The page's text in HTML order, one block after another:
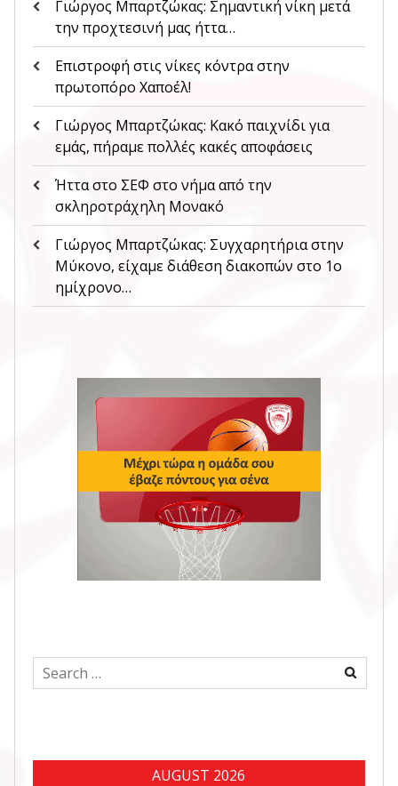
Γιώργος Μπαρτζώκας: Σημαντική νίκη μετά
την προχτεσινή μας ήττα…
Επιστροφή στις νίκες κόντρα στην
πρωτοπόρο Χαποέλ!
Γιώργος Μπαρτζώκας: Κακό παιχνίδι για
εμάς, πήραμε πολλές κακές αποφάσεις
Ήττα στο ΣΕΦ στο νήμα από την
σκληροτράχηλη Μονακό
Γιώργος Μπαρτζώκας: Συγχαρητήρια στην
Μύκονο, είχαμε διάθεση διακοπών στο 1ο
ημίχρονο…
Search
for:
AUGUST 2026